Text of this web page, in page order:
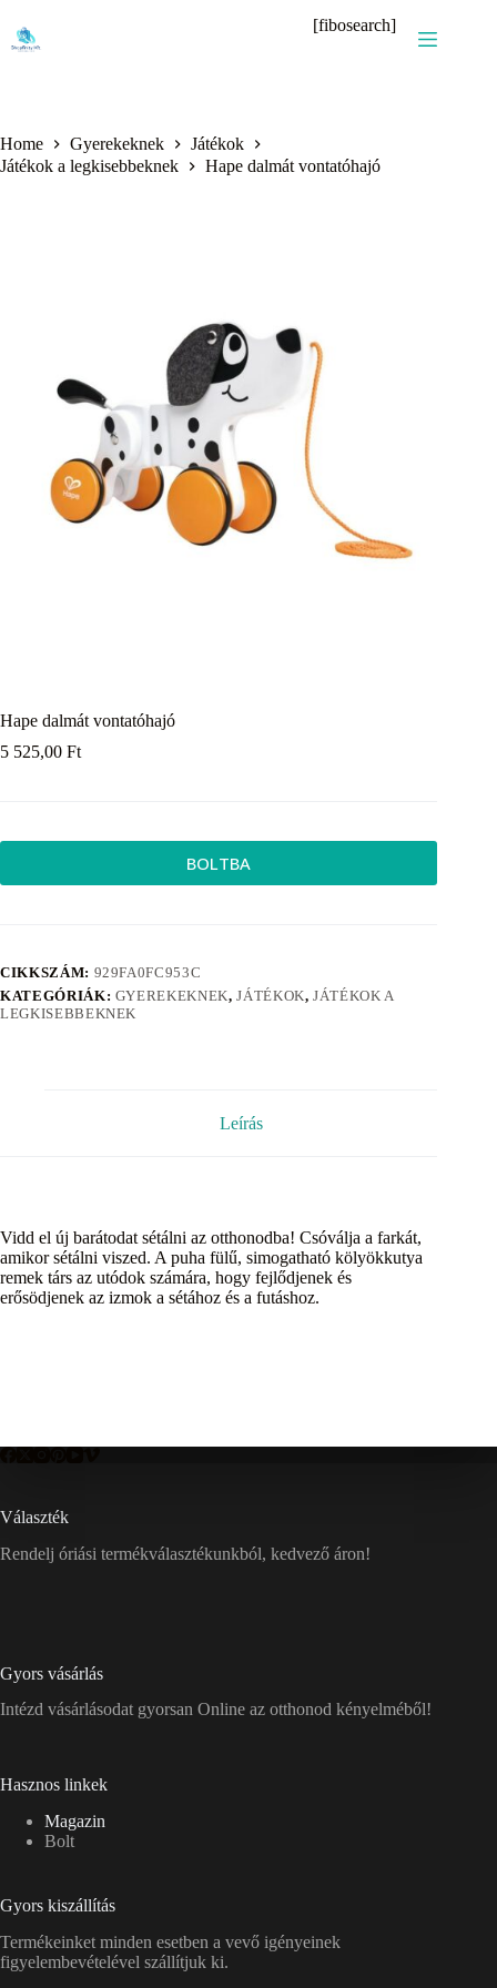
content
[fibosearch]
Home Gyerekeknek
Játékok
Játékok a legkisebbeknek
Hape dalmát vontatóhajó
Hape dalmát vontatóhajó
5 525,00 Ft
BOLTBA
CIKKSZÁM: 929FA0FC953C
KATEGÓRIÁK: GYEREKEKNEK,JÁTÉKOK,JÁTÉKOK A
LEGKISEBBEKNEK
Leírás
Vidd el új barátodat sétálni az otthonodba! Csóválja a farkát,
amikor sétálni viszed. A puha fülű, simogatható kölyökkutya
remek társ az utódok számára, hogy fejlődjenek és
erősödjenek az izmok a sétához és a futáshoz.
Választék
Rendelj óriási termékválasztékunkból, kedvező áron!
Gyors vásárlás
Intézd vásárlásodat gyorsan Online az otthonod kényelméből!
Hasznos linkek
Magazin
Bolt
Gyors kiszállítás
Termékeinket minden esetben a vevő igényeinek
figyelembevételével szállítjuk ki.